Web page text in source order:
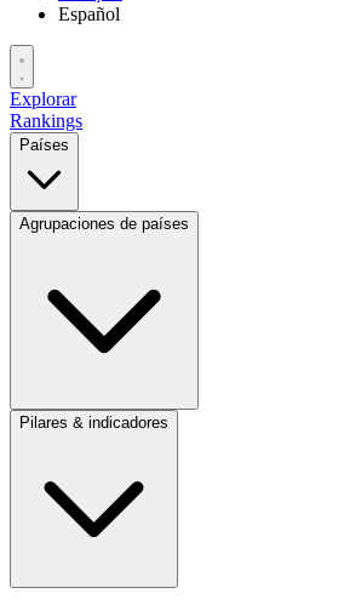
Español
Explorar
Rankings
Países
Agrupaciones de países
Pilares & indicadores